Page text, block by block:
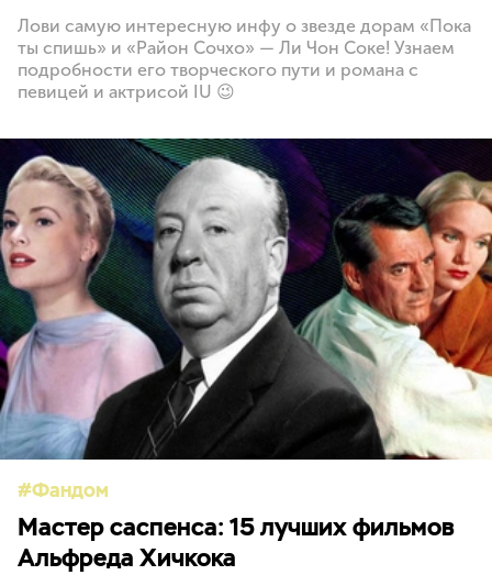
Лови самую интересную инфу о звезде дорам «Пока
ты спишь» и «Район Сочхо» — Ли Чон Соке! Узнаем
подробности его творческого пути и романа с
певицей и актрисой IU 😉
Фандом
Мастер саспенса: 15 лучших фильмов
Альфреда Хичкока